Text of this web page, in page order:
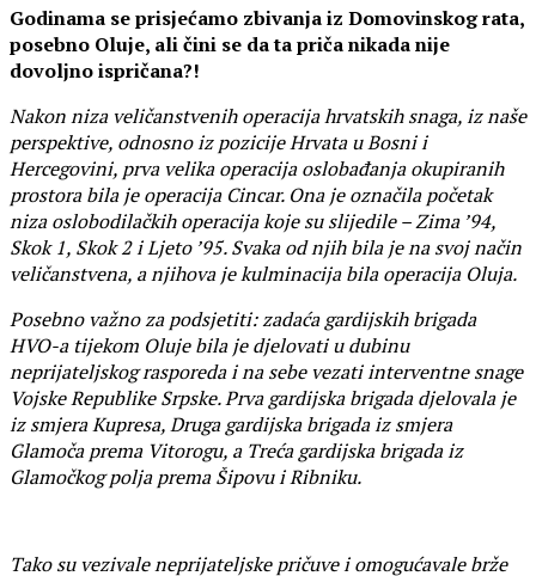
Godinama se prisjećamo zbivanja iz Domovinskog rata,
posebno Oluje, ali čini se da ta priča nikada nije
dovoljno ispričana?!
Nakon niza veličanstvenih operacija hrvatskih snaga, iz naše
perspektive, odnosno iz pozicije Hrvata u Bosni i
Hercegovini, prva velika operacija oslobađanja okupiranih
prostora bila je operacija Cincar. Ona je označila početak
niza oslobodilačkih operacija koje su slijedile – Zima ’94,
Skok 1, Skok 2 i Ljeto ’95. Svaka od njih bila je na svoj način
veličanstvena, a njihova je kulminacija bila operacija Oluja.
Posebno važno za podsjetiti: zadaća gardijskih brigada
HVO-a tijekom Oluje bila je djelovati u dubinu
neprijateljskog rasporeda i na sebe vezati interventne snage
Vojske Republike Srpske. Prva gardijska brigada djelovala je
iz smjera Kupresa, Druga gardijska brigada iz smjera
Glamoča prema Vitorogu, a Treća gardijska brigada iz
Glamočkog polja prema Šipovu i Ribniku.
Tako su vezivale neprijateljske pričuve i omogućavale brže